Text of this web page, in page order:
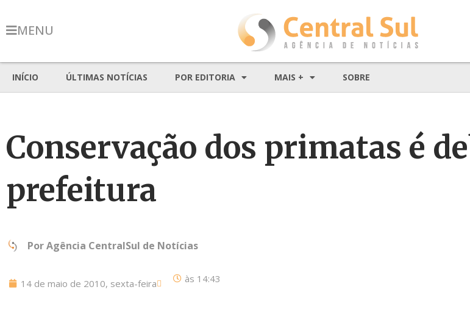
MENU
INÍCIO ÚLTIMAS NOTÍCIAS POR EDITORIA MAIS + SOBRE
Conservação dos primatas é
prefeitura
PorAgência CentralSul de Notícias
14 de maio de 2010, sexta-feira às 14:43